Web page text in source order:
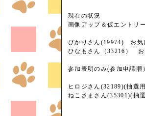
現在の状況
画像アップ＆仮エントリ
ぴかりさん(19974) お
ひなもさん（33216）
参加表明のみ(参加申請順
ヒロジさん(32189)(抽選
ねこさまさん(35301)(抽